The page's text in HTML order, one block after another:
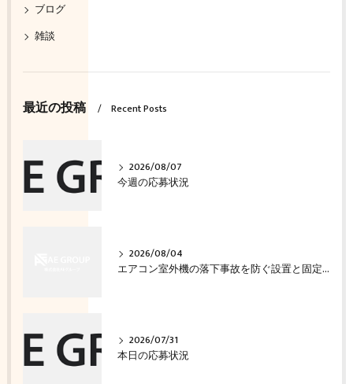
ブログ
雑談
最近の投稿 Recent Posts
2026/08/07
今週の応募状況
2026/08/04
エアコン室外機の落下事故を防ぐ設置と固定の確認方法
2026/07/31
本日の応募状況